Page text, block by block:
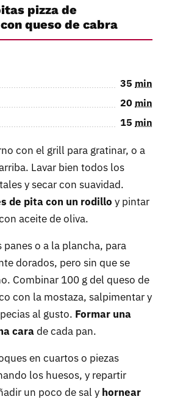
pizza de
queso de cabra
35 min
20 min
15 min
con el grill para gratinar, o a
Lavar bien todos los
y secar con suavidad.
de pita con un rodillo y pintar
aceite de oliva.
o a la plancha, para
dorados, pero sin que se
Combinar 100 g del queso de
con la mostaza, salpimentar y
al gusto. Formar una
carade cada pan.
en cuartos o piezas
los huesos, y repartir
un poco de sal y hornear